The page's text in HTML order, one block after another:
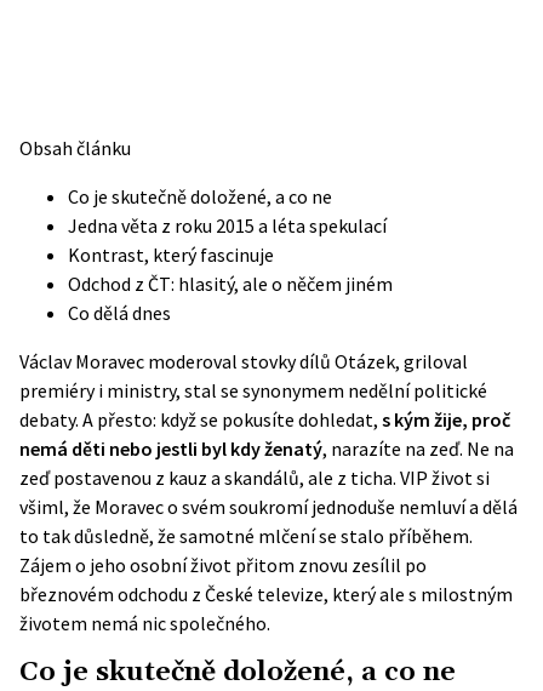
Obsah článku
Co je skutečně doložené, a co ne
Jedna věta z roku 2015 a léta spekulací
Kontrast, který fascinuje
Odchod z ČT: hlasitý, ale o něčem jiném
Co dělá dnes
Václav Moravec moderoval stovky dílů Otázek, griloval
premiéry i ministry, stal se synonymem nedělní politické
debaty. A přesto: když se pokusíte dohledat, s kým žije, proč
nemá děti nebo jestli byl kdy ženatý, narazíte na zeď. Ne na
zeď postavenou z kauz a skandálů, ale z ticha. VIP život si
všiml, že Moravec o svém soukromí jednoduše nemluví a dělá
to tak důsledně, že samotné mlčení se stalo příběhem.
Zájem o jeho osobní život přitom znovu zesílil po
březnovém odchodu z České televize, který ale s milostným
životem nemá nic společného.
Co je skutečně doložené, a co ne